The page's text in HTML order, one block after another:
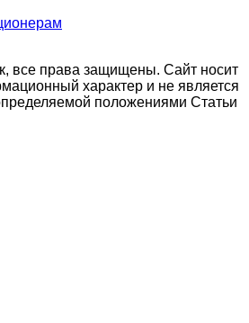
все права защищены. Сайт носит
характер и не является
положениями Статьи